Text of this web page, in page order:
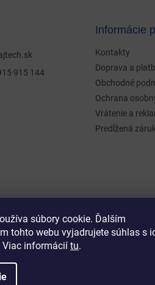
súbory cookie. Ďalším
tohto webu vyjadrujete súhlas s
Viac informácií tu.
915 144
Informácie
Kontakty
Doprava a
Obchodné
Ochrana
Vrátenie a
Predĺžená
cookies